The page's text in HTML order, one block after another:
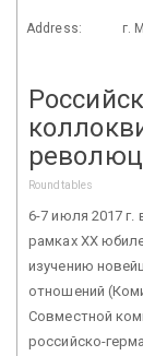
Address: г.
Roundtables
6-7 июля 2017 г.
рамках XХ
изучению
отношений
Совместной
российско-